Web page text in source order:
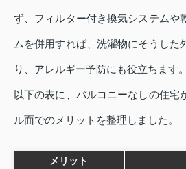
ず、フィルター付き換気システムや
ムを併用すれば、洗濯物にそうした
り、アレルギー予防にも役立ちます。
以下の表に、バルコニーなしの住宅
ル面でのメリットを整理しました。
メリット